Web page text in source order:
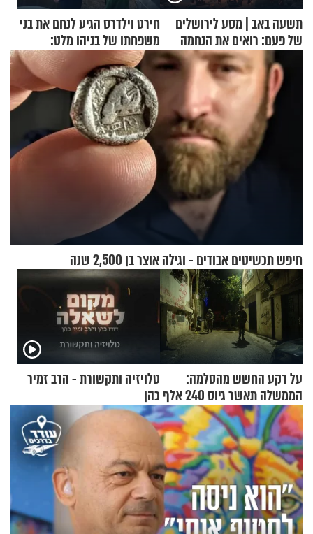
תשעה באב | מסע לירושלים
של פעם: רואים את הנחמה
חירט וילדרס הגיע לנחם את בני
משפחתו של בניהו מלט:
"מיליונים באירופה תומכים
בכם"
חיפש תכשיטים אבודים - וגילה אוצר בן 2,500 שנה
על רקע החשש מהסלמה:
הממשלה תאשר גיוס 240 אלף
אנשי מילואים
טלויזיה ותקשורת - הרב זמיר
כהן